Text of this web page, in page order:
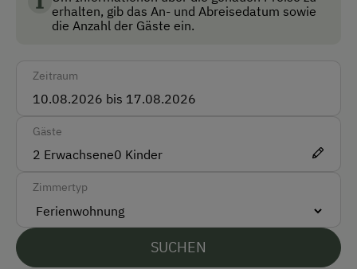
Katzen
Ziegen
Hasen und Kaninchen
Meerschweinchen
unser Schwein "Eberhard"
Auto
Akzeptierte Zahlungsmittel
Barzahlung
Überweisung / SEPA
Deutsch
erhalten, gib das An- und Abreisedatum sowie
die Anzahl der Gäste ein.
Zeitraum
Gäste
2 Erwachsene0 Kinder
Zimmertyp
SUCHEN